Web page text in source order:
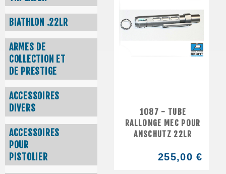
BIATHLON .22LR
ARMES DE
COLLECTION ET
DE PRESTIGE
ACCESSOIRES
DIVERS
ACCESSOIRES
POUR
PISTOLIER
1087 - TUBE
RALLONGE MEC POUR
ANSCHUTZ 22LR
255,00 €